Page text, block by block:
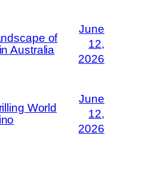
of
Australia
June
12,
2026
World
June
12,
2026